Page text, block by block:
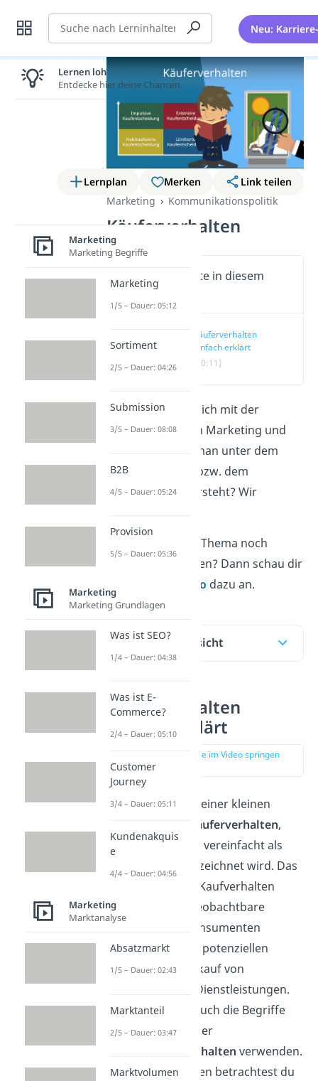
Suche Neu:
Lernplan Merken
Link teilen
Marketing
Kommunikationspolitik
Käuferverhalten
Wichtige Inhalte in diesem
Video
Käuferverhalten
einfach erklärt
(00:11)
Du beschäftigst dich mit der
Werbewirkung im Marketing und
fragst dich, was man unter dem
Käuferverhalten bzw. dem
Kaufverhalten versteht? Wir
Du möchtest das Thema noch
schneller verstehen? Dann schau dir
Video dazu an.
Inhaltsübersicht
Käuferverhalten
einfach erklärt
zur Stelle im Video springen
Beginnen wir mit einer kleinen
Definition von Käuferverhalten,
was oftmals auch vereinfacht als
Kaufverhalten bezeichnet wird. Das
Käuferverhalten/Kaufverhalten
beschreibt das beobachtbare
Verhalten von Konsumenten
beziehungsweise potenziellen
Kunden beim Einkauf von
Produkten oder Dienstleistungen.
Du kannst dazu auch die Begriffe
Kaufverhalten
oder
Konsumentenverhalten verwenden.
Beim Kaufverhalten betrachtest du
Lernen lohnt sich!
Entdecke hier deine Chancen.
Marketing
Marketing Begriffe
Marketing
1/5 – Dauer: 05:12
Sortiment
2/5 – Dauer: 04:26
Submission
3/5 – Dauer: 08:08
B2B
4/5 – Dauer: 05:24
Provision
5/5 – Dauer: 05:36
Marketing
Marketing Grundlagen
Was ist SEO?
1/4 – Dauer: 04:38
Was ist E-
Commerce?
2/4 – Dauer: 05:10
Customer
Journey
3/4 – Dauer: 05:11
Kundenakquis
e
4/4 – Dauer: 04:56
Marketing
Marktanalyse
Absatzmarkt
1/5 – Dauer: 02:43
Marktanteil
2/5 – Dauer: 03:47
Marktvolumen